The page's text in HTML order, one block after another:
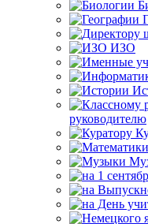
ИЗО
руководителю